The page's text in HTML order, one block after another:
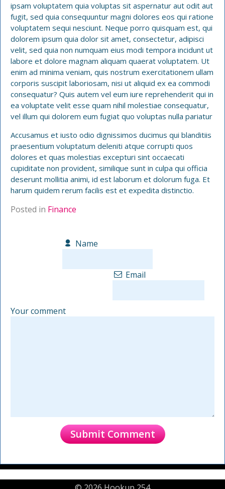
ipsam voluptatem quia voluptas sit aspernatur aut odit aut
fugit, sed quia consequuntur magni dolores eos qui ratione
voluptatem sequi nesciunt. Neque porro quisquam est, qui
dolorem ipsum quia dolor sit amet, consectetur, adipisci
velit, sed quia non numquam eius modi tempora incidunt ut
labore et dolore magnam aliquam quaerat voluptatem. Ut
enim ad minima veniam, quis nostrum exercitationem ullam
corporis suscipit laboriosam, nisi ut aliquid ex ea commodi
consequatur? Quis autem vel eum iure reprehenderit qui in
ea voluptate velit esse quam nihil molestiae consequatur,
vel illum qui dolorem eum fugiat quo voluptas nulla pariatur
Accusamus et iusto odio dignissimos ducimus qui blanditiis
praesentium voluptatum deleniti atque corrupti quos
dolores et quas molestias excepturi sint occaecati
cupiditate non provident, similique sunt in culpa qui officia
deserunt mollitia animi, id est laborum et dolorum fuga. Et
harum quidem rerum facilis est et expedita distinctio.
Posted in Finance
Name
Email
Your comment